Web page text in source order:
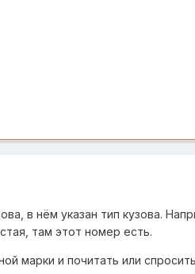
в нём указан тип кузова.
там этот номер есть.
марки и почитать или